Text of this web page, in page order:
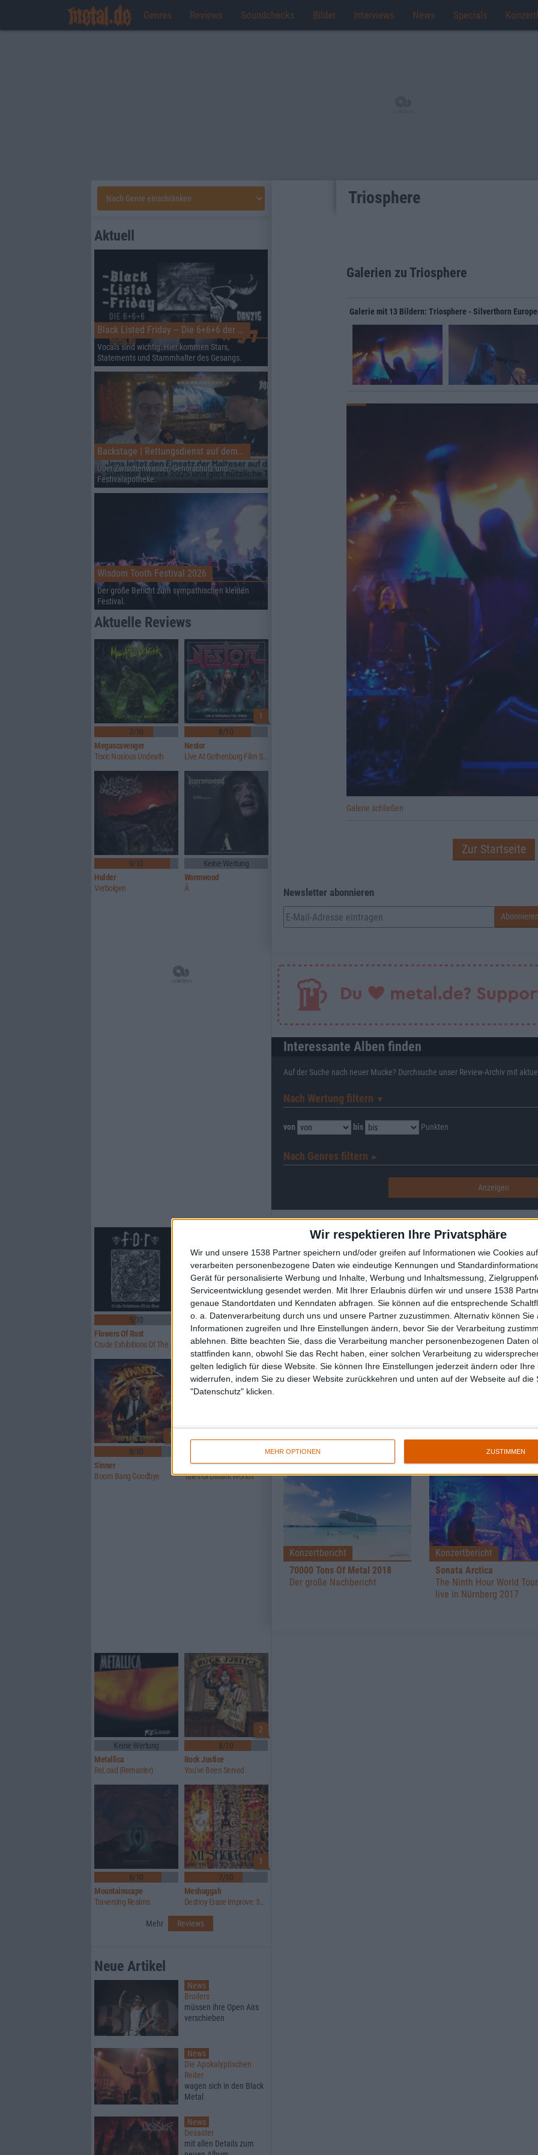
Wir respektieren Ihre Privatsphäre
Wir und unsere 1538 Partner speichern und/oder greifen auf Informationen wie Cookies
verarbeiten personenbezogene Daten wie eindeutige Kennungen und
Gerät für personalisierte Werbung und Inhalte, Werbung und Inhaltsmessung,
Serviceentwicklung gesendet werden.
Mit Ihrer Erlaubnis dürfen wir und unsere 1538
genaue Standortdaten und Kenndaten abfragen. Sie können auf die entsprechende
o. a. Datenverarbeitung durch uns und unsere Partner zuzustimmen. Alternativ können Sie
Informationen zugreifen und Ihre Einstellungen ändern, bevor Sie der Verarbeitung
ablehnen.
Bitte beachten Sie, dass die Verarbeitung mancher personenbezogenen Daten
stattfinden kann, obwohl Sie das Recht haben, einer solchen Verarbeitung zu
gelten lediglich für diese Website. Sie können Ihre Einstellungen jederzeit ändern oder Ihre
widerrufen, indem Sie zu dieser Website zurückkehren und unten auf der Webseite auf die
"Datenschutz" klicken.
MEHR OPTIONEN ZUSTIMMEN
Genres Reviews Soundchecks Bilder Interviews News Specials
Triosphere
Galerien zu Triosphere
Galerie mit 13 Bildern: Triosphere - Silverthorn
Galerie schließen
Zur Startseite
Newsletter abonnieren
Interessante Alben finden
Auf der Suche nach neuer Mucke? Durchsuche unser Review-Archiv mit aktuell
Nach Wertung filtern ▼︎
von bis Punkten
Nach Genres filtern ►︎
Alben von Triosphere
8/10
Review
Triosphere
7/10
Review
Triosphere
Konzertberichte mit Triosphere
Konzertbericht
70000 Tons Of Metal 2018
Der große Nachbericht
Konzertbericht
Sonata Arctica
The Ninth Hour World
live in Nürnberg 2017
Aktuell
Black Listed Friday – Die 6+6+6 der Woche
Vocals sind wichtig: Hier kommen Stars,
Statements und Stammhalter des Gesangs.
Backstage | Rettungsdienst auf dem Summer Breeze
Über Zwischenwasser, Gehörschutz und
Festivalapotheke.
Wisdom Tooth Festival 2026
Der große Bericht zum sympathischen kleinen
Festival.
Aktuelle Reviews
7/10
Megascavenger
Toxic Noxious Undeath
1
8/10
Nestor
Live At Gothenburg Film Studios
9/10
Hulder
Verbolgen
Keine Wertung
Wormwood
Å
5/10
Flowers Of Rust
8/10
Xandria
Eclipse
1
8/10
Sinner
Boom Bang Goodbye
Crusade Of Bards
Tales Of Distant Worlds
Keine Wertung
Metallica
ReLoad (Remaster)
2
8/10
Rock Justice
You've Been Served
8/10
Mountainscape
Traversing Realms
1
7/10
Meshuggah
Destroy Erase Improve: 30th Anniversary Edition
Mehr Reviews
Neue Artikel
News
Broilers
müssen ihre Open Airs
verschieben
News
Die Apokalyptischen
Reiter
wagen sich in den Black
Metal
News
Desaster
mit allen Details zum